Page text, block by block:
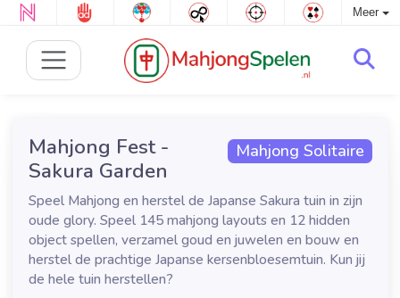
Meer
Mahjong Solitaire
Mahjong Fest -
Sakura Garden
Speel Mahjong en herstel de Japanse Sakura tuin in zijn
oude glory. Speel 145 mahjong layouts en 12 hidden
object spellen, verzamel goud en juwelen en bouw en
herstel de prachtige Japanse kersenbloesemtuin. Kun jij
de hele tuin herstellen?